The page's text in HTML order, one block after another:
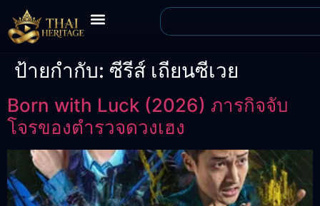
ป้ายกำกับ: ซีรีส์ เถียนซีเวย
Born with Luck (2026) ภารกิจจับ
โจรของตำรวจดวงเฮง